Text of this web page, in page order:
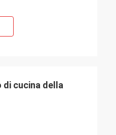
cucina della